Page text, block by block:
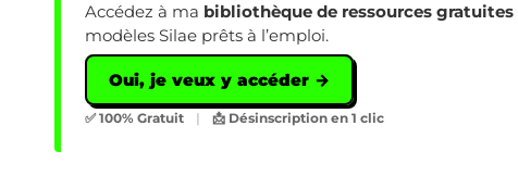
Accédez à ma bibliothèque de ressources gratuites
modèles Silae prêts à l’emploi.
Oui, je veux y accéder →
✅ 100% Gratuit | 📩 Désinscription en 1 clic